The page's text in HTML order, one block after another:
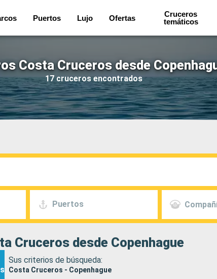
Puertos Lujo Ofertas
Cruceros
temáticos
Costa Cruceros desde
17 cruceros encontrados
Puertos
Cruceros desde Copenhague
Sus criterios de búsqueda:
Costa Cruceros - Copenhague